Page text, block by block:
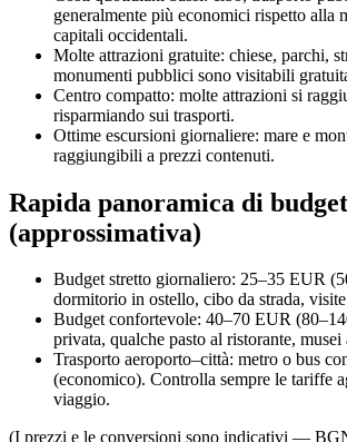
generalmente più economici rispetto alla
capitali occidentali.
Molte attrazioni gratuite: chiese, parchi,
monumenti pubblici sono visitabili
Centro compatto: molte attrazioni si
risparmiando sui trasporti.
Ottime escursioni giornaliere: mare e
raggiungibili a prezzi contenuti.
Rapida panoramica di budget
(approssimativa)
Budget stretto giornaliero: 25–35 EUR
dormitorio in ostello, cibo da strada,
Budget confortevole: 40–70 EUR
privata, qualche pasto al ristorante, musei
Trasporto aeroporto–città: metro o bus
(economico). Controlla sempre le tariffe
viaggio.
(I prezzi e le conversioni sono indicativi —